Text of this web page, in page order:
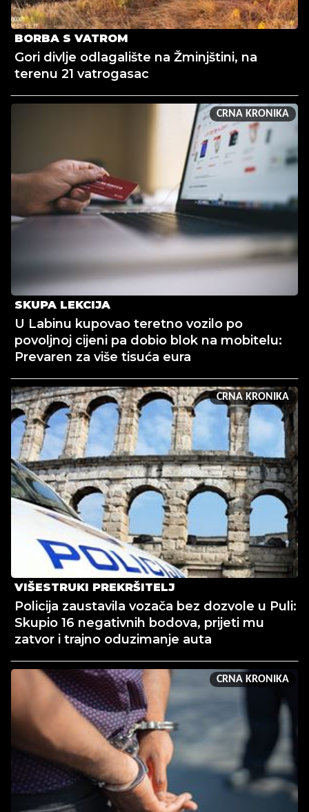
BORBA S VATROM
Gori divlje odlagalište na Žminjštini, na
terenu 21 vatrogasac
CRNA KRONIKA
SKUPA LEKCIJA
U Labinu kupovao teretno vozilo po
povoljnoj cijeni pa dobio blok na mobitelu:
Prevaren za više tisuća eura
CRNA KRONIKA
VIŠESTRUKI PREKRŠITELJ
Policija zaustavila vozača bez dozvole u Puli:
Skupio 16 negativnih bodova, prijeti mu
zatvor i trajno oduzimanje auta
CRNA KRONIKA